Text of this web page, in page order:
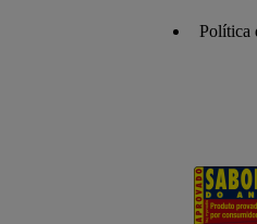
Política